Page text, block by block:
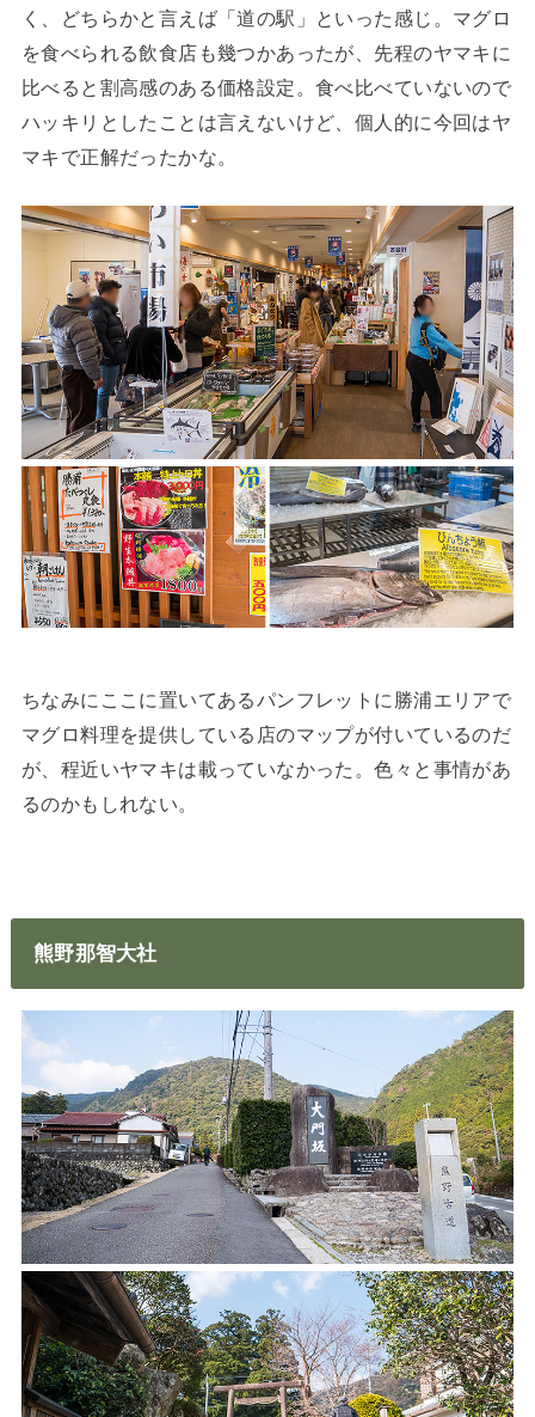
く、どちらかと言えば「道の駅」といった感じ。マグロ
を食べられる飲食店も幾つかあったが、先程のヤマキに
比べると割高感のある価格設定。食べ比べていないので
ハッキリとしたことは言えないけど、個人的に今回はヤ
マキで正解だったかな。
ちなみにここに置いてあるパンフレットに勝浦エリアで
マグロ料理を提供している店のマップが付いているのだ
が、程近いヤマキは載っていなかった。色々と事情があ
るのかもしれない。
熊野那智大社